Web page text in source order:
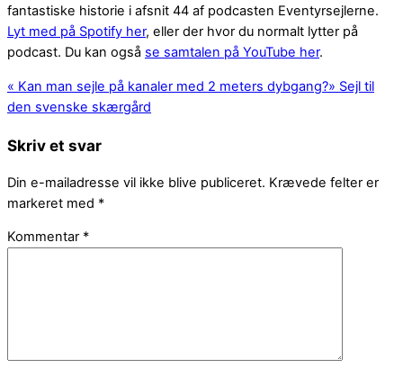
fantastiske historie i afsnit 44 af podcasten Eventyrsejlerne.
Lyt med på Spotify her, eller der hvor du normalt lytter på
podcast. Du kan også se samtalen på YouTube her.
« Kan man sejle på kanaler med 2 meters dybgang?» Sejl til
den svenske skærgård
Skriv et svar
Din e-mailadresse vil ikke blive publiceret. Krævede felter er
markeret med *
Kommentar *